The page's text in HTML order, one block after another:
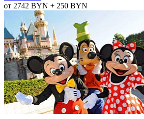
от 2742 BYN + 250 BYN